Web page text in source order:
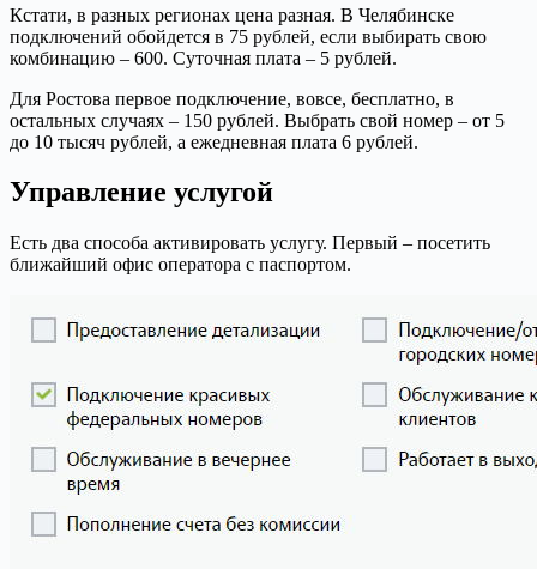
Кстати, в разных регионах цена разная. В Челябинске
подключений обойдется в 75 рублей, если выбирать свою
комбинацию – 600. Суточная плата – 5 рублей.
Для Ростова первое подключение, вовсе, бесплатно, в
остальных случаях – 150 рублей. Выбрать свой номер – от 5
до 10 тысяч рублей, а ежедневная плата 6 рублей.
Управление услугой
Есть два способа активировать услугу. Первый – посетить
ближайший офис оператора с паспортом.